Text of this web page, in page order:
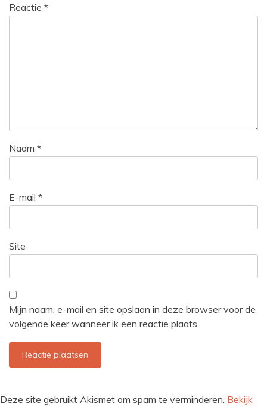
Reactie *
Naam *
E-mail *
Site
Mijn naam, e-mail en site opslaan in deze browser voor de
volgende keer wanneer ik een reactie plaats.
Deze site gebruikt Akismet om spam te verminderen. Bekijk